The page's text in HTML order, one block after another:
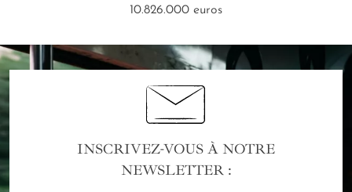
10.826.000 euros
INSCRIVEZ-VOUS À NOTRE
NEWSLETTER :